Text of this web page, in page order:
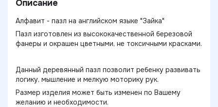
Описание
Алфавит - пазл на английском языке "Зайка"
Пазл изготовлен из высококачественной березовой
фанеры и окрашен цветными, не токсичными красками.
Данный деревянный пазл позволит ребенку развивать
логику, мышление и мелкую моторику рук.
Размер изделия может быть изменен по Вашему
желанию и необходимости.